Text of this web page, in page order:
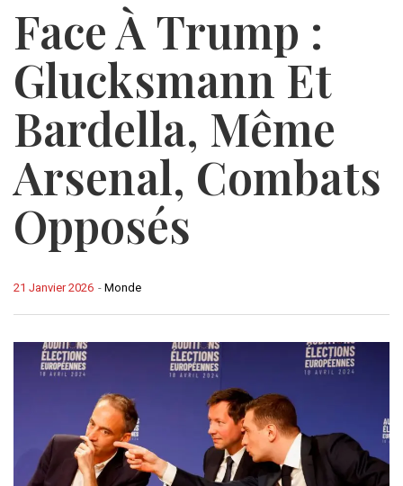
Face À Trump :
Glucksmann Et
Bardella, Même
Arsenal, Combats
Opposés
- Monde
21 Janvier 2026